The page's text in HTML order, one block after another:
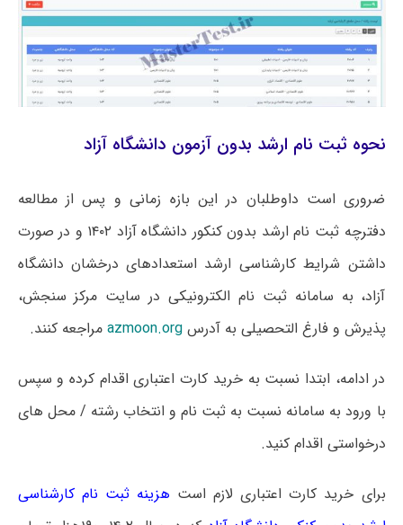
نحوه ثبت نام ارشد بدون آزمون دانشگاه آزاد
ضروری است داوطلبان در این بازه زمانی و پس از مطالعه
دفترچه ثبت نام ارشد بدون کنکور دانشگاه آزاد ۱۴۰۲ و در صورت
داشتن شرایط کارشناسی ارشد استعدادهای درخشان دانشگاه
آزاد، به سامانه ثبت نام الکترونیکی در سایت مرکز سنجش،
پذیرش و فارغ التحصیلی به آدرسazmoon.org مراجعه کنند.
در ادامه، ابتدا نسبت به خرید کارت اعتباری اقدام کرده و سپس
با ورود به سامانه نسبت به ثبت نام و انتخاب رشته / محل های
درخواستی اقدام کنید.
برای خرید کارت اعتباری لازم است هزینه ثبت نام کارشناسی